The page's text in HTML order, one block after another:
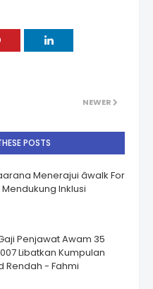
NEWER
POSTS
Menerajui âwalk For
Mendukung Inklusi
Penjawat Awam 35
Libatkan Kumpulan
Rendah - Fahmi